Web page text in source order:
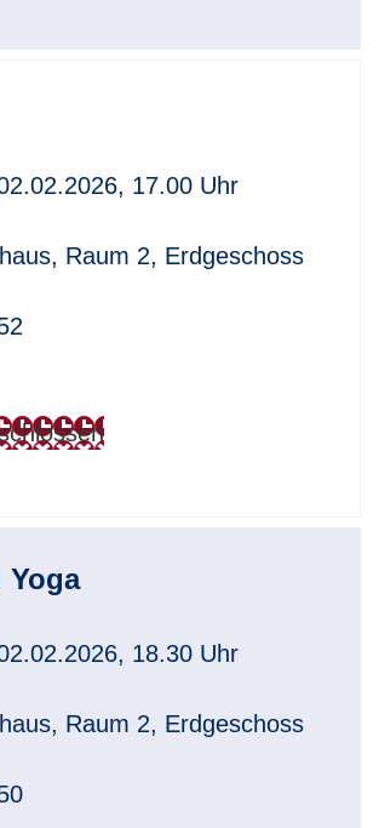
17.00 Uhr
Raum 2, Erdgeschoss
18.30 Uhr
Raum 2, Erdgeschoss